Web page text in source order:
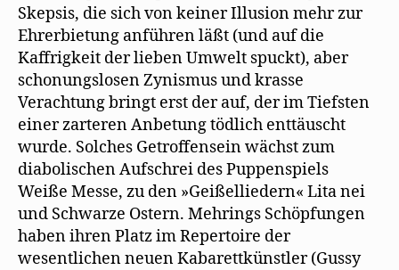
Skepsis, die sich von keiner Illusion mehr zur
Ehrerbietung anführen läßt (und auf die
Kaffrigkeit der lieben Umwelt spuckt), aber
schonungslosen Zynismus und krasse
Verachtung bringt erst der auf, der im Tiefsten
einer zarteren Anbetung tödlich enttäuscht
wurde. Solches Getroffensein wächst zum
diabolischen Aufschrei des Puppenspiels
Weiße Messe, zu den »Geißelliedern« Lita nei
und Schwarze Ostern. Mehrings Schöpfungen
haben ihren Platz im Repertoire der
wesentlichen neuen Kabarettkünstler (Gussy